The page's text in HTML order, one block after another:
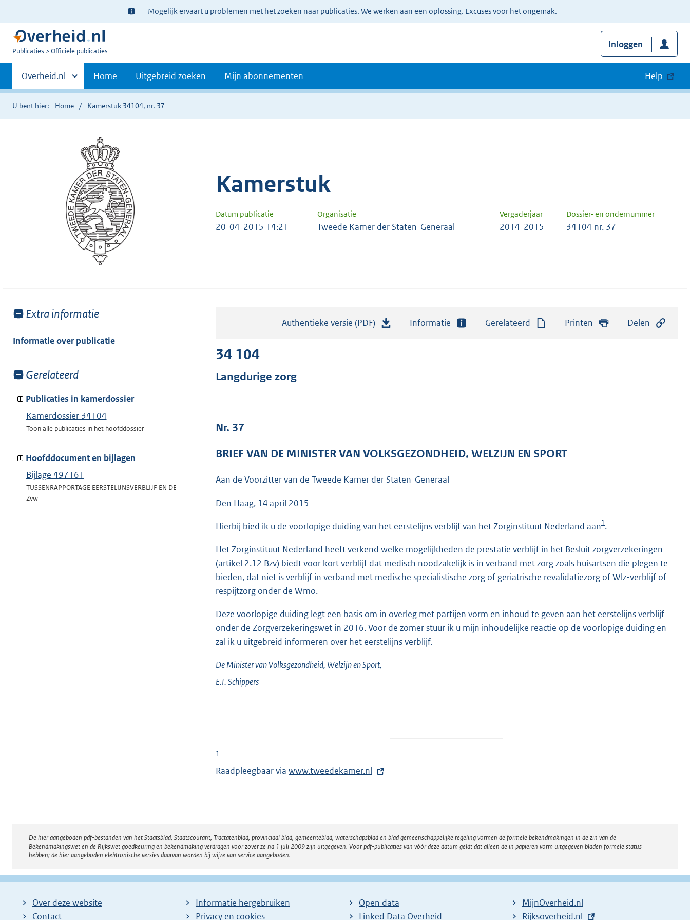
Ter
informatie:
Mogelijk ervaart u problemen met het zoeken naar publicaties. We werken aan een oplossing. Excuses voor het ongemak.
U
Publicaties Officiële publicaties
Inloggen
Primaire
navigatie
Andere
sites
binnen
Overheid.nl Home Uitgebreid zoeken Mijn abonnementen Help
U bent hier: Home Kamerstuk 34104, nr. 37
Kamerstuk
Datum publicatie Organisatie Vergaderjaar Dossier- en ondernummer
20-04-2015 14:21 Tweede Kamer der Staten-Generaal 2014-2015 34104 nr. 37
Toon
van:
Extra informatie
Informatie over publicatie
Toon
van:
Gerelateerd
Publicaties in kamerdossier
Kamerdossier 34104
Toon alle publicaties in het hoofddossier
Hoofddocument en bijlagen
Bijlage 497161
TUSSENRAPPORTAGE EERSTELIJNSVERBLIJF EN DE
Zvw
Authentieke versie (PDF)
r
o
:
3
6
Informatie Gerelateerd Printen Delen
34 104
Langdurige zorg
Nr. 37
BRIEF VAN DE MINISTER VAN VOLKSGEZONDHEID, WELZIJN EN SPORT
Aan de Voorzitter van de Tweede Kamer der Staten-Generaal
Den Haag, 14 april 2015
Hierbij bied ik u de voorlopige duiding van het eerstelijns verblijf van het Zorginstituut Nederland aan1.
Het Zorginstituut Nederland heeft verkend welke mogelijkheden de prestatie verblijf in het Besluit zorgverzekeringen
(artikel 2.12 Bzv) biedt voor kort verblijf dat medisch noodzakelijk is in verband met zorg zoals huisartsen die plegen te
bieden, dat niet is verblijf in verband met medische specialistische zorg of geriatrische revalidatiezorg of Wlz-verblijf of
respijtzorg onder de Wmo.
Deze voorlopige duiding legt een basis om in overleg met partijen vorm en inhoud te geven aan het eerstelijns verblijf
onder de Zorgverzekeringswet in 2016. Voor de zomer stuur ik u mijn inhoudelijke reactie op de voorlopige duiding en
zal ik u uitgebreid informeren over het eerstelijns verblijf.
De Minister van Volksgezondheid, Welzijn en Sport,
E.I.Schippers
1
Raadpleegbaar via E
n
e
i
k
www.tweedekamer.nl
Disclaimer
De hier aangeboden pdf-bestanden van het Staatsblad, Staatscourant, Tractatenblad, provinciaal blad, gemeenteblad, waterschapsblad en blad gemeenschappelijke regeling vormen de formele bekendmakingen in de zin van de
Bekendmakingswet en de Rijkswet goedkeuring en bekendmaking verdragen voor zover ze na 1 juli 2009 zijn uitgegeven. Voor pdf-publicaties van vóór deze datum geldt dat alleen de in papieren vorm uitgegeven bladen formele status
hebben; de hier aangeboden elektronische versies daarvan worden bij wijze van service aangeboden.
Over deze website
Contact
Informatie hergebruiken
Privacy en cookies
Open data
Linked Data Overheid
MijnOverheid.nl
E
Rijksoverheid.nl